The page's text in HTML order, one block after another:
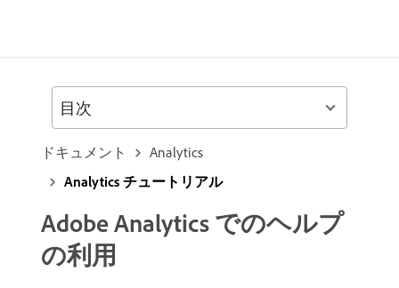
ドキュメント
Analytics
Analytics チュートリアル
Adobe Analytics でのヘルプ
の利用
目次